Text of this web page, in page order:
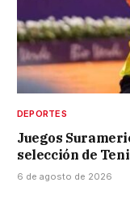
DEPORTES
Juegos
selección de
6 de agosto de 2026